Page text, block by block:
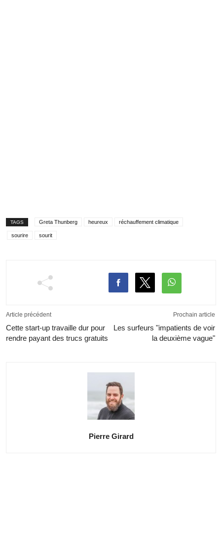
TAGS Greta Thunberg heureux réchauffement climatique
sourire sourit
Article précédent
Cette start-up travaille dur pour
rendre payant des trucs gratuits
Prochain article
Les surfeurs "impatients de voir
la deuxième vague"
Pierre Girard